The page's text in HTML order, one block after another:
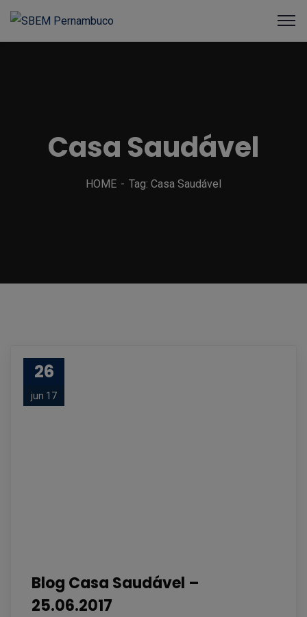
Casa Saudável
HOME Tag: Casa Saudável
26
jun 17
Blog Casa Saudável –
25.06.2017